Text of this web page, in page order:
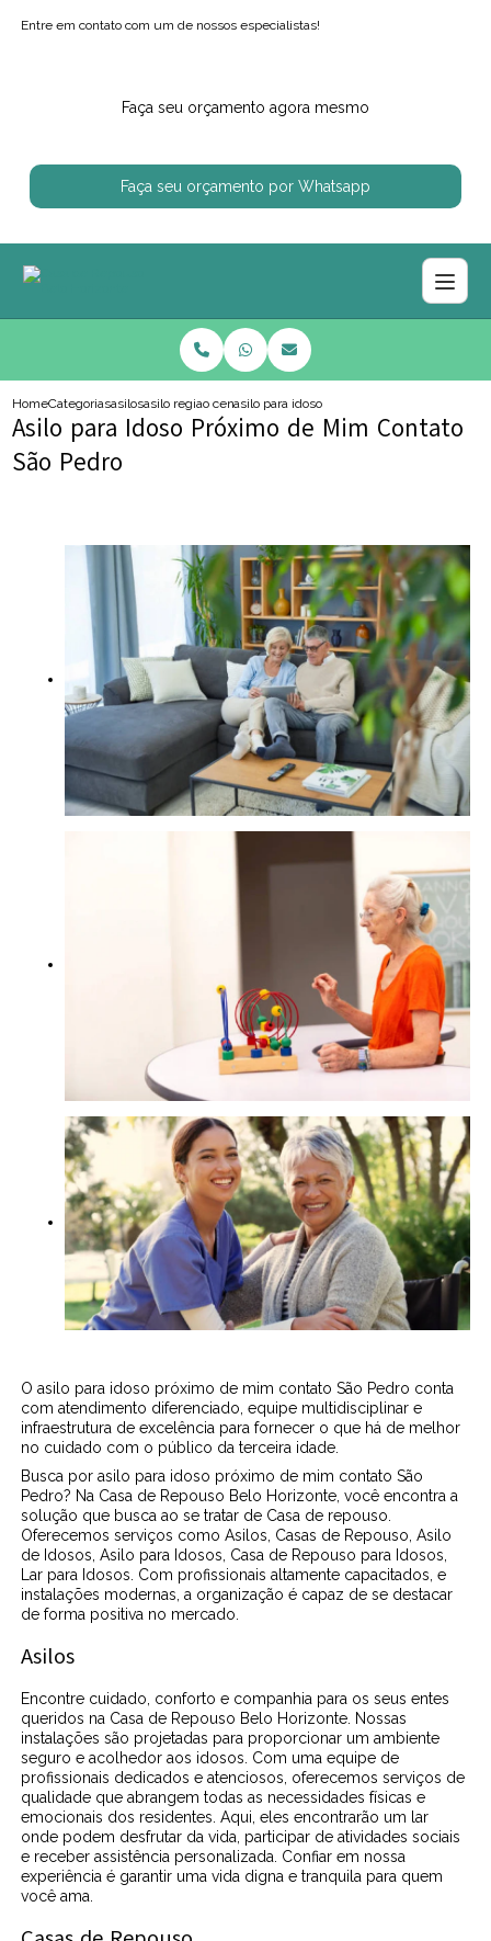
Entre em contato com um de nossos especialistas!
Faça seu orçamento agora mesmo
Faça seu orçamento por Whatsapp
HomeCategoriasasilosasilo regiao centro sulasilo para idoso proximo de mim contato
Asilo para Idoso Próximo de Mim Contato
São Pedro
O asilo para idoso próximo de mim contato São Pedro conta
com atendimento diferenciado, equipe multidisciplinar e
infraestrutura de excelência para fornecer o que há de melhor
no cuidado com o público da terceira idade.
Busca por asilo para idoso próximo de mim contato São
Pedro? Na Casa de Repouso Belo Horizonte, você encontra a
solução que busca ao se tratar de Casa de repouso.
Oferecemos serviços como Asilos, Casas de Repouso, Asilo
de Idosos, Asilo para Idosos, Casa de Repouso para Idosos,
Lar para Idosos. Com profissionais altamente capacitados, e
instalações modernas, a organização é capaz de se destacar
de forma positiva no mercado.
Asilos
Encontre cuidado, conforto e companhia para os seus entes
queridos na Casa de Repouso Belo Horizonte. Nossas
instalações são projetadas para proporcionar um ambiente
seguro e acolhedor aos idosos. Com uma equipe de
profissionais dedicados e atenciosos, oferecemos serviços de
qualidade que abrangem todas as necessidades físicas e
emocionais dos residentes. Aqui, eles encontrarão um lar
onde podem desfrutar da vida, participar de atividades sociais
e receber assistência personalizada. Confiar em nossa
experiência é garantir uma vida digna e tranquila para quem
você ama.